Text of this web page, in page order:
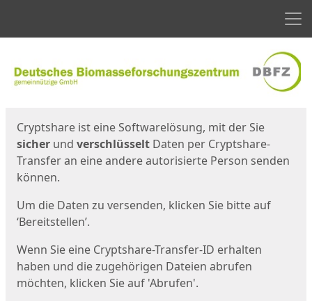
Cryptshare ist eine Softwarelösung, mit der Sie
sicher und verschlüsselt Daten per Cryptshare-
Transfer an eine andere autorisierte Person senden
können.
Um die Daten zu versenden, klicken Sie bitte auf
‘Bereitstellen’.
Wenn Sie eine Cryptshare-Transfer-ID erhalten
haben und die zugehörigen Dateien abrufen
möchten, klicken Sie auf 'Abrufen'.